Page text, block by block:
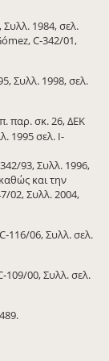
1984, σελ.
C-342/01,
Συλλ. 1998, σελ.
παρ. σκ. 26, ΔΕΚ
1995 σελ. I-
93, Συλλ. 1996,
και την
02, Συλλ. 2004,
06, Συλλ. σελ.
109/00, Συλλ. σελ.